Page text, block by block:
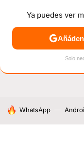
NOTICIAS
HOY SE HABLA DE
WhatsApp
Ya puedes ver
Solo